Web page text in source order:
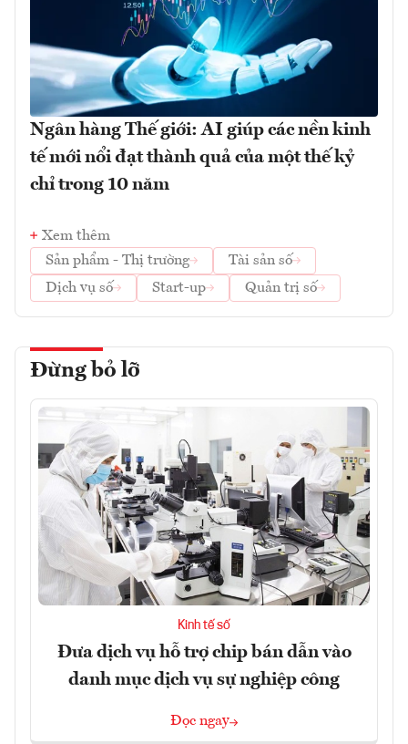
Ngân hàng Thế giới: AI giúp các nền kinh
tế mới nổi đạt thành quả của một thế kỷ
chỉ trong 10 năm
Xem thêm
Sản phẩm - Thị trường
Tài sản số
Dịch vụ số
Start-up Quản trị số
Đừng bỏ lỡ
Kinh tế số
Đưa dịch vụ hỗ trợ chip bán dẫn vào
danh mục dịch vụ sự nghiệp công
Đọc ngay